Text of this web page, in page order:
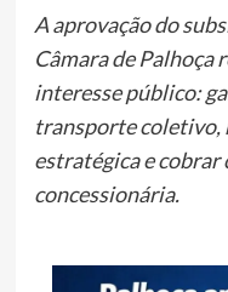
A aprovação do
Câmara de Palhoça
interesse público:
transporte coletivo,
estratégica e
concessionária.